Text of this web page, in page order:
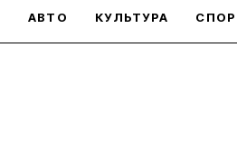
АВТО КУЛЬТУРА